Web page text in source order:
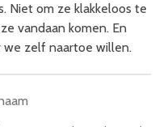
Niet om ze klakkeloos te
vandaan komen. En
we zelf naartoe willen.